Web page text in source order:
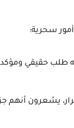
سحرية:
طلب حقيقي
يشعرون أنهم